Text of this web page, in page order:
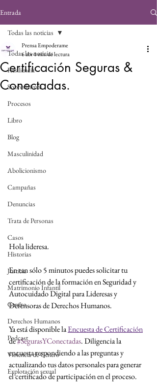
Entrada
Todas las noticias
Resiliencia
Sobreviviente
Procesos
Libro
Blog
Masculinidad
Abolicionismo
Campañas
Denuncias
Trata de Personas
Casos
Historias
Justicia
Matrimonio Infantil
Genero
Derechos Humanos
Podcast
Violencia de Género
Explotación sexual
Todas las noticias
Certificación Seguras &
Conectadas.
Prensa Empoderame
6 abr1 min de lectura
Hola lideresa.
En tan sólo 5 minutos puedes solicitar tu
certificación de la formación en Seguridad y
Autocuidado Digital para Lideresas y
Defensoras de Derechos Humanos.
Ya está disponible la Encuesta de Certificación
de #SegurasYConectadas. Diligencia la
encuesta respondiendo a las preguntas y
actualizando tus datos personales para generar
el certificado de participación en el proceso.